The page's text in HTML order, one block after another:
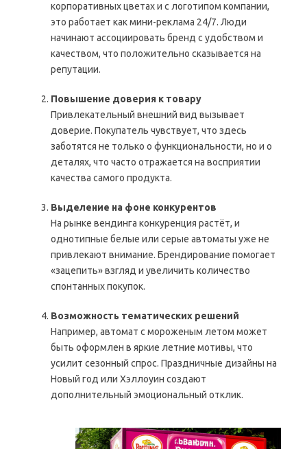
корпоративных цветах и с логотипом компании,
это работает как мини-реклама 24/7. Люди
начинают ассоциировать бренд с удобством и
качеством, что положительно сказывается на
репутации.
Повышение доверия к товару
Привлекательный внешний вид вызывает
доверие. Покупатель чувствует, что здесь
заботятся не только о функциональности, но и о
деталях, что часто отражается на восприятии
качества самого продукта.
Выделение на фоне конкурентов
На рынке вендинга конкуренция растёт, и
однотипные белые или серые автоматы уже не
привлекают внимание. Брендирование помогает
«зацепить» взгляд и увеличить количество
спонтанных покупок.
Возможность тематических решений
Например, автомат с мороженым летом может
быть оформлен в яркие летние мотивы, что
усилит сезонный спрос. Праздничные дизайны на
Новый год или Хэллоуин создают
дополнительный эмоциональный отклик.